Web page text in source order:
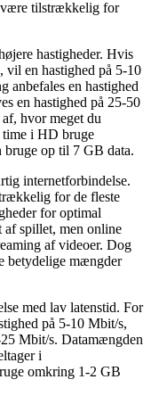
være tilstrækkelig for
hastigheder. Hvis
vil en hastighed på 5-10
en hastighed
en hastighed på 25-50
hvor meget du
time i HD bruge
op til 7 GB data.
internetforbindelse.
for de fleste
for optimal
spillet, men online
af videoer. Dog
betydelige mængder
med lav latenstid. For
på 5-10 Mbit/s,
Mbit/s. Datamængden
i
omkring 1-2 GB